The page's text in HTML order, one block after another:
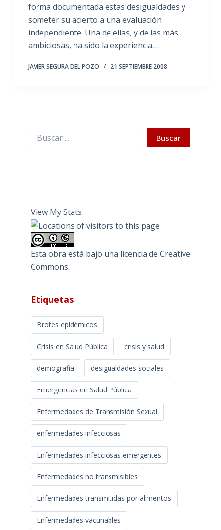
forma documentada estas desigualdades y
someter su acierto a una evaluación
independiente. Una de ellas, y de las más
ambiciosas, ha sido la experiencia…
JAVIER SEGURA DEL POZO 21 SEPTIEMBRE 2008
Buscar Buscar
View My Stats
Esta obra está bajo una licencia de Creative
Commons.
Etiquetas
Brotes epidémicos
Crisis en Salud Pública crisis y salud
demografia desigualdades sociales
Emergencias en Salud Pública
Enfermedades de Transmisión Sexual
enfermedades infecciosas
Enfermedades infecciosas emergentes
Enfermedades no transmisibles
Enfermedades transmitidas por alimentos
Enfermedades vacunables